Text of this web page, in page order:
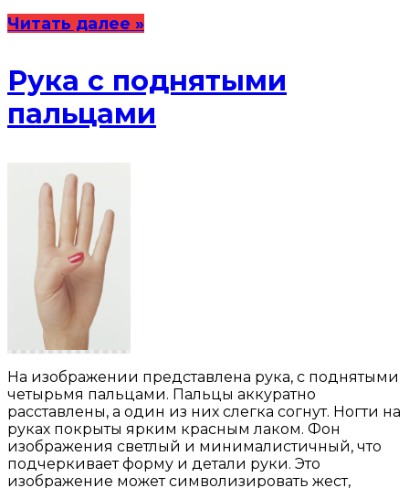
Читать далее »
Рука с поднятыми
пальцами
На изображении представлена рука, с поднятыми
четырьмя пальцами. Пальцы аккуратно
расставлены, а один из них слегка согнут. Ногти на
руках покрыты ярким красным лаком. Фон
изображения светлый и минималистичный, что
подчеркивает форму и детали руки. Это
изображение может символизировать жест,